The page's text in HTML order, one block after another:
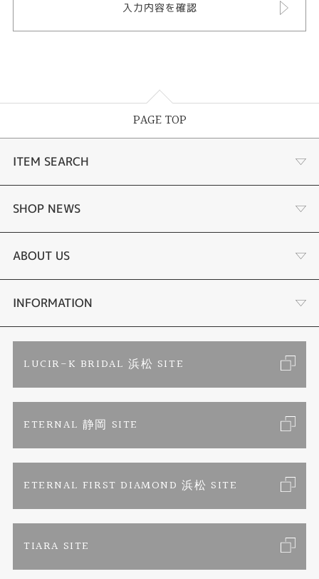
PAGE TOP
ITEM SEARCH
あこや真珠
黒蝶真珠
時計
色石
ジュエリーリフォーム
婚約指輪
Savon de Bijoux
Savon de Bijoux化粧石鹸
SHOP NEWS
個性溢れる色石の魅力
YouTube ルシルケイチャンネル
ブライダルリングサイト
ブランドリスト
ペンを拾うお姉さん
ABOUT US
店舗情報・会社概要
お客様の声
INFORMATION
特定商取引に関する表記
LUCIR-K BRIDAL 浜松 SITE
ETERNAL 静岡 SITE
ETERNAL FIRST DIAMOND 浜松 SITE
TIARA SITE